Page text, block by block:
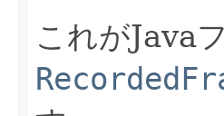
これがJava